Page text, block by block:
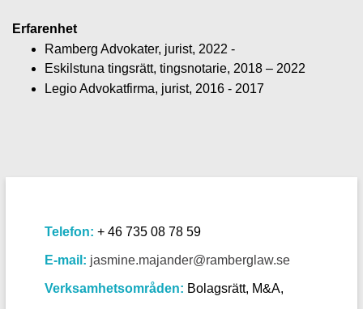
Erfarenhet
Ramberg Advokater, jurist, 2022 -
Eskilstuna tingsrätt, tingsnotarie, 2018 – 2022
Legio Advokatfirma, jurist, 2016 - 2017
Telefon: + 46 735 08 78 59
E-mail: jasmine.majander@ramberglaw.se
Verksamhetsområden: Bolagsrätt, M&A,